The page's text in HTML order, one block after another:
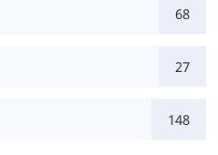
68
27
148